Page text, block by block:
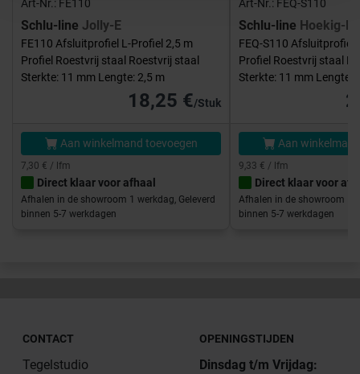
Art-Nr.: FE110
Schlu-line Jolly-E
FE110 Afsluitprofiel L-Profiel 2,5 m
Profiel Roestvrij staal Roestvrij staal
Sterkte: 11 mm Lengte: 2,5 m
18,25 €/Stuk
Aan winkelmand toevoegen
7,30 € / lfm
Direct klaar voor afhaal
Afhalen in de showroom 1 werkdag, Geleverd
binnen 5-7 werkdagen
Art-Nr.: FEQ-S110
Schlu-line Hoekig-E
FEQ-S110 Afsluitprofiel
Profiel Roestvrij staal
Sterkte: 11 mm Lengte:
Aan
9,33 € / lfm
Direct klaar voor
Afhalen in de showroom 1
binnen 5-7 werkdagen
CONTACT
Tegelstudio
OPENINGSTIJDEN
Dinsdag t/m Vrijdag: